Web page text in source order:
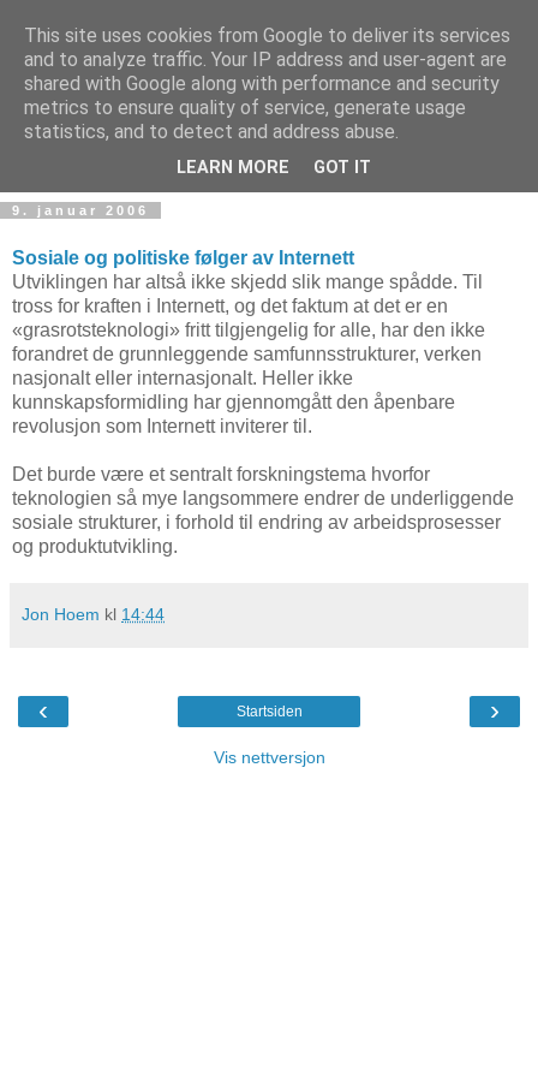
Teknologinyheter
9. januar 2006
Sosiale og politiske følger av Internett
Utviklingen har altså ikke skjedd slik mange spådde. Til
tross for kraften i Internett, og det faktum at det er en
«grasrotsteknologi» fritt tilgjengelig for alle, har den ikke
forandret de grunnleggende samfunnsstrukturer, verken
nasjonalt eller internasjonalt. Heller ikke
kunnskapsformidling har gjennomgått den åpenbare
revolusjon som Internett inviterer til.
Det burde være et sentralt forskningstema hvorfor
teknologien så mye langsommere endrer de underliggende
sosiale strukturer, i forhold til endring av arbeidsprosesser
og produktutvikling.
Jon Hoem kl 14:44
‹ ›
Startsiden
Vis nettversjon
This site uses cookies from Google to deliver its services
and to analyze traffic. Your IP address and user-agent are
shared with Google along with performance and security
metrics to ensure quality of service, generate usage
statistics, and to detect and address abuse.
LEARN MORE GOT IT